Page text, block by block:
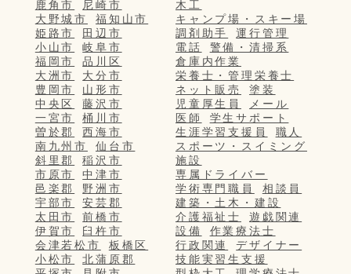
鹿角市
尼崎市
大野城市
福知山市
姫路市
田辺市
小山市
岐阜市
福岡市
品川区
大洲市
大分市
豊岡市
山形市
中央区
藤沢市
一宮市
桶川市
曽於郡
西海市
南九州市
仙台市
斜里郡
稲沢市
市原市
中津市
邑楽郡
野洲市
宇部市
安芸郡
太田市
前橋市
伊賀市
臼杵市
会津若松市
板橋区
小松市
北蒲原郡
木工
キャンプ場・スキー場
調剤助手
運行管理
電話
警備・清掃系
倉庫内作業
栄養士・管理栄養士
ネット販売
塗装
児童厚生員
メール
医師
学生サポート
生涯学習支援員
職人
スポーツ・スイミング
施設
専属ドライバー
学術専門職員
相談員
建築・土木・建設
介護福祉士
遊戯関連
設備
作業療法士
行政関連
デザイナー
技能実習生支援